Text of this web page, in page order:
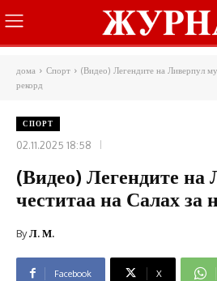
дома Спорт
(Видео) Легендите на Ливерпул
рекорд
СПОРТ
02.11.2025 18:58
(Видео) Легендите на
честитаа на Салах за
ByЛ. М.
Facebook X